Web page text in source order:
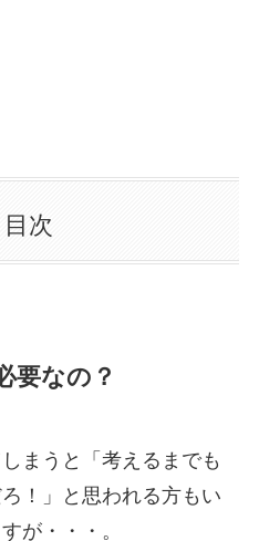
目次
要なの？
まうと「考えるまでも
！」と思われる方もい
が・・・。